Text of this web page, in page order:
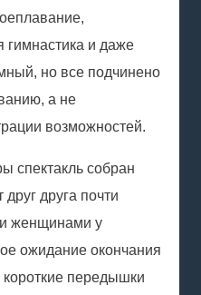
плавание,
гимнастика и даже
но все подчинено
а не
возможностей.
спектакль собран
друга почти
женщинами у
ожидание окончания
передышки